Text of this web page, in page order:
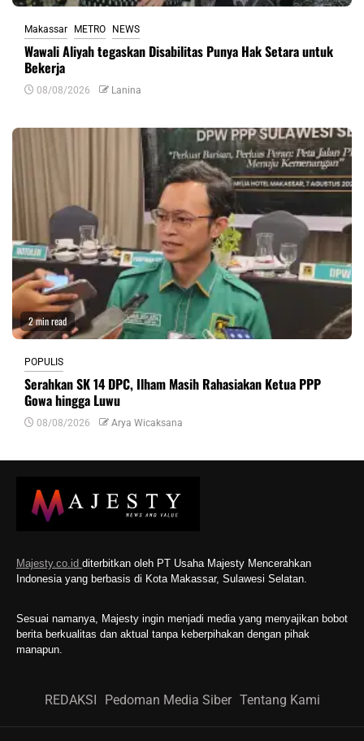
Makassar METRO NEWS
Wawali Aliyah tegaskan Disabilitas Punya Hak Setara untuk
Bekerja
08/08/2026 Lanina
2 min read
POPULIS
Serahkan SK 14 DPC, Ilham Masih Rahasiakan Ketua PPP
Gowa hingga Luwu
08/08/2026 Arya Wicaksana
Majesty.co.id diterbitkan oleh PT Usaha Majesty Mencerahkan
Indonesia yang berbasis di Kota Makassar, Sulawesi Selatan.
Sesuai namanya, Majesty ingin menjadi media yang menyajikan bobot
berita berkualitas dan aktual tanpa keberpihakan dengan pihak
manapun.
REDAKSI Pedoman Media Siber Tentang Kami